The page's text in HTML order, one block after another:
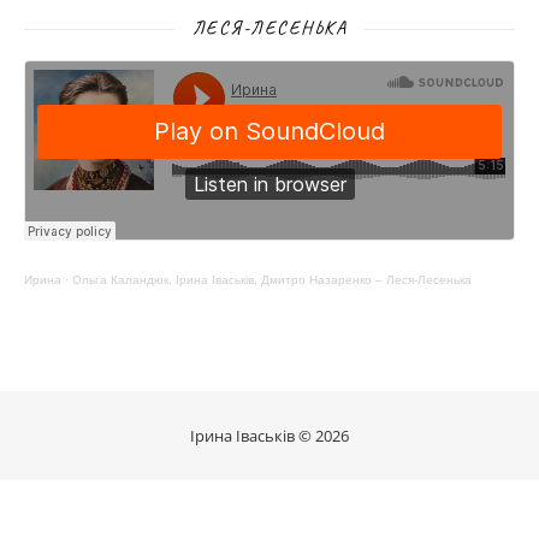
ЛЕСЯ-ЛЕСЕНЬКА
Ирина · Ольга Каландюк, Ірина Іваськів, Дмитро Назаренко – Леся-Лесенька
Ірина Іваськів © 2026